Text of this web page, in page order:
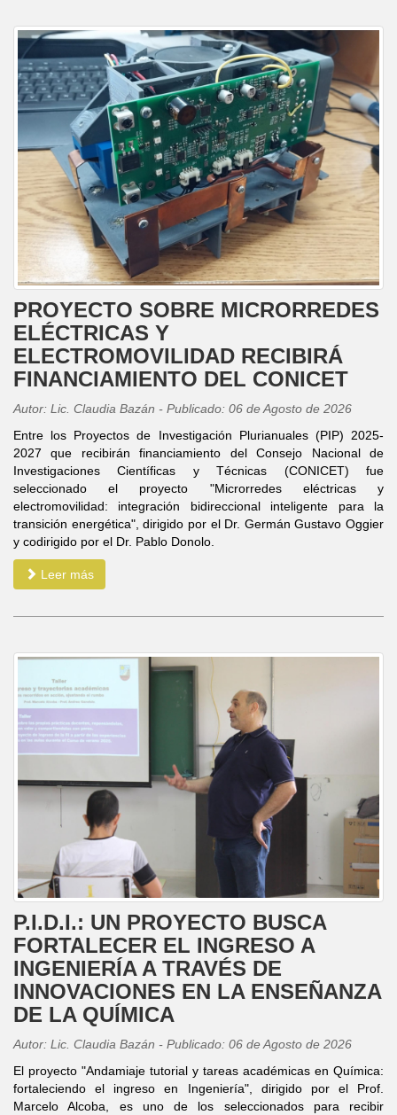
PROYECTO SOBRE MICRORREDES
ELÉCTRICAS Y
ELECTROMOVILIDAD RECIBIRÁ
FINANCIAMIENTO DEL CONICET
Autor: Lic. Claudia Bazán - Publicado: 06 de Agosto de 2026
Entre los Proyectos de Investigación Plurianuales (PIP) 2025-
2027 que recibirán financiamiento del Consejo Nacional de
Investigaciones Científicas y Técnicas (CONICET) fue
seleccionado el proyecto "Microrredes eléctricas y
electromovilidad: integración bidireccional inteligente para la
transición energética", dirigido por el Dr. Germán Gustavo Oggier
y codirigido por el Dr. Pablo Donolo.
Leer más
P.I.D.I.: UN PROYECTO BUSCA
FORTALECER EL INGRESO A
INGENIERÍA A TRAVÉS DE
INNOVACIONES EN LA ENSEÑANZA
DE LA QUÍMICA
Autor: Lic. Claudia Bazán - Publicado: 06 de Agosto de 2026
El proyecto "Andamiaje tutorial y tareas académicas en Química:
fortaleciendo el ingreso en Ingeniería", dirigido por el Prof.
Marcelo Alcoba, es uno de los seleccionados para recibir